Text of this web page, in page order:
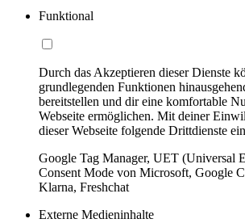
Funktional
Durch das Akzeptieren dieser Dienste
grundlegenden Funktionen
bereitstellen und dir eine komfortable
Webseite ermöglichen. Mit deiner
dieser Webseite folgende Drittdienste
Google Tag Manager, UET (Universal
Consent Mode von Microsoft, Google
Klarna, Freshchat
Externe Medieninhalte